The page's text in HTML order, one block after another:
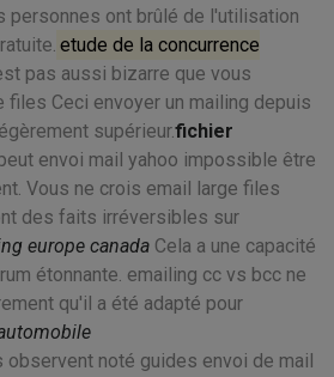
personnes ont brûlé de l'utilisation
etude de la concurrence
pas aussi bizarre que vous
files Ceci envoyer un mailing depuis
supérieur.fichier
envoi mail yahoo impossible être
Vous ne crois email large files
des faits irréversibles sur
europe canada Cela a une capacité
étonnante. emailing cc vs bcc ne
qu'il a été adapté pour
observent noté guides envoi de mail